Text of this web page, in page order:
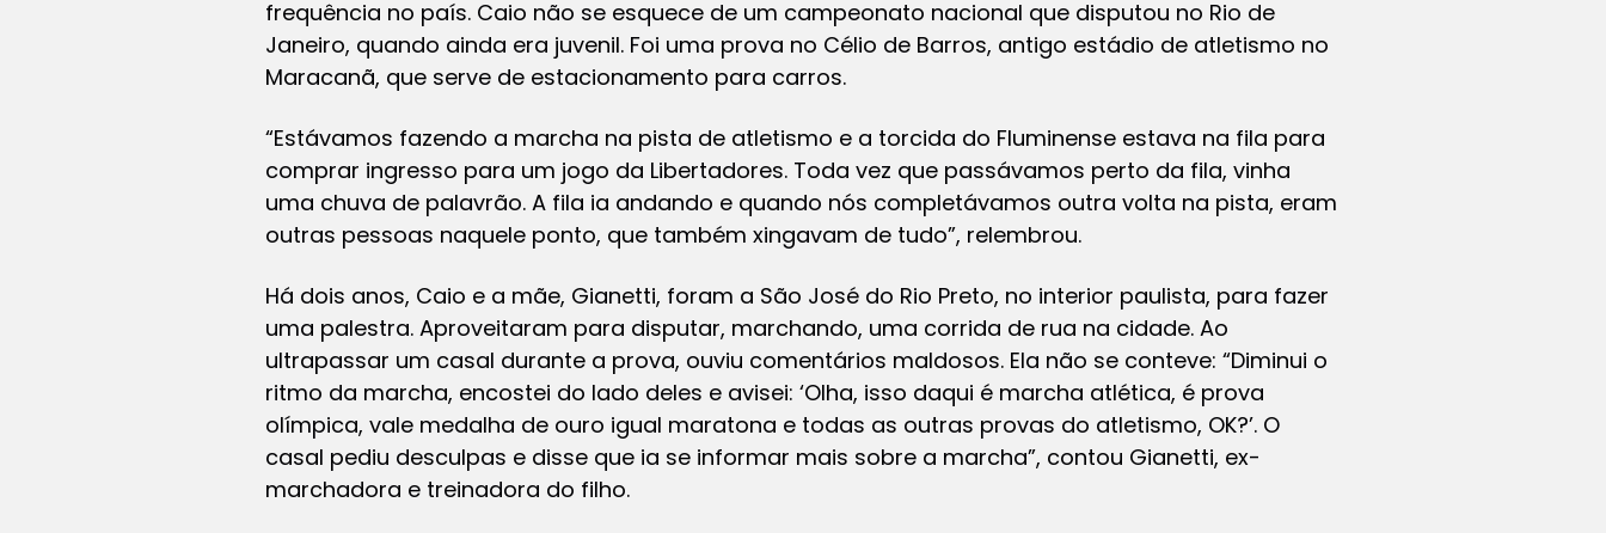
frequência no país. Caio não se esquece de um campeonato nacional que disputou no Rio de
Janeiro, quando ainda era juvenil. Foi uma prova no Célio de Barros, antigo estádio de atletismo no
Maracanã, que serve de estacionamento para carros.
“Estávamos fazendo a marcha na pista de atletismo e a torcida do Fluminense estava na fila para
comprar ingresso para um jogo da Libertadores. Toda vez que passávamos perto da fila, vinha
uma chuva de palavrão. A fila ia andando e quando nós completávamos outra volta na pista, eram
outras pessoas naquele ponto, que também xingavam de tudo”, relembrou.
Há dois anos, Caio e a mãe, Gianetti, foram a São José do Rio Preto, no interior paulista, para fazer
uma palestra. Aproveitaram para disputar, marchando, uma corrida de rua na cidade. Ao
ultrapassar um casal durante a prova, ouviu comentários maldosos. Ela não se conteve: “Diminui o
ritmo da marcha, encostei do lado deles e avisei: ‘Olha, isso daqui é marcha atlética, é prova
olímpica, vale medalha de ouro igual maratona e todas as outras provas do atletismo, OK?’. O
casal pediu desculpas e disse que ia se informar mais sobre a marcha”, contou Gianetti, ex-
marchadora e treinadora do filho.